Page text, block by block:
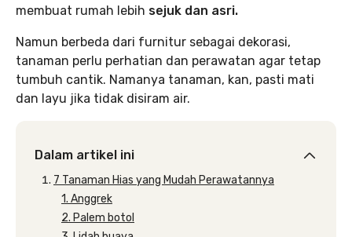
membuat rumah lebih sejuk dan asri.
Namun berbeda dari furnitur sebagai dekorasi,
tanaman perlu perhatian dan perawatan agar tetap
tumbuh cantik. Namanya tanaman, kan, pasti mati
dan layu jika tidak disiram air.
Dalam artikel ini
7 Tanaman Hias yang Mudah Perawatannya
1. Anggrek
2. Palem botol